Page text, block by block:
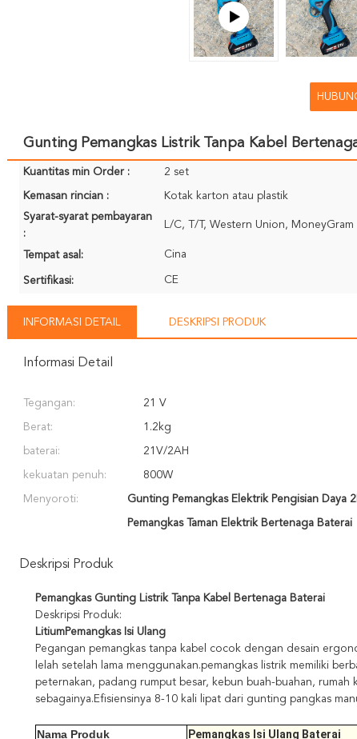
Gunting Pemangkas Listrik Tanpa Kabel
Kuantitas min Order : 2 set
Kemasan rincian : Kotak karton atau plastik
Syarat-syarat pembayaran
:
L/C, T/T, Western Union, MoneyGram
Tempat asal: Cina
Sertifikasi: CE
INFORMASI DETAIL DESKRIPSI PRODUK
Informasi Detail
Tegangan: 21 V
Berat: 1.2kg
baterai: 21V/2AH
kekuatan penuh: 800W
Menyoroti: Gunting Pemangkas Elektrik Pengisian Daya
Pemangkas Taman Elektrik Bertenaga Baterai
Deskripsi Produk
Pemangkas Gunting Listrik Tanpa Kabel Bertenaga Baterai
Deskripsi Produk:
LitiumPemangkas Isi Ulang
Pegangan pemangkas tanpa kabel cocok dengan desain
lelah setelah lama menggunakan.pemangkas listrik memiliki
peternakan, padang rumput besar, kebun buah-buahan,
sebagainya.Efisiensinya 8-10 kali lipat dari gunting pangkas
Nama Produk
Pemangkas Isi Ulang Baterai